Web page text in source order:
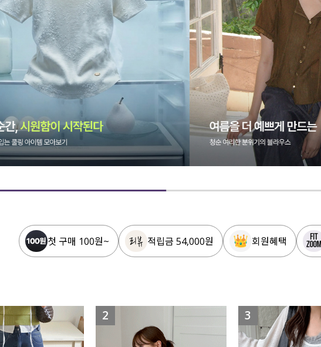
크롭
반팔
트레이닝
밴딩팬츠
길이별
38INCH~
페스티벌/바캉스
셀프웨딩
첫 구매 100원~ 적립금 54,000원 회원혜택